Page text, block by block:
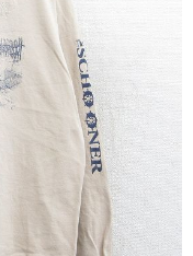
タ行
ラ行
セーター